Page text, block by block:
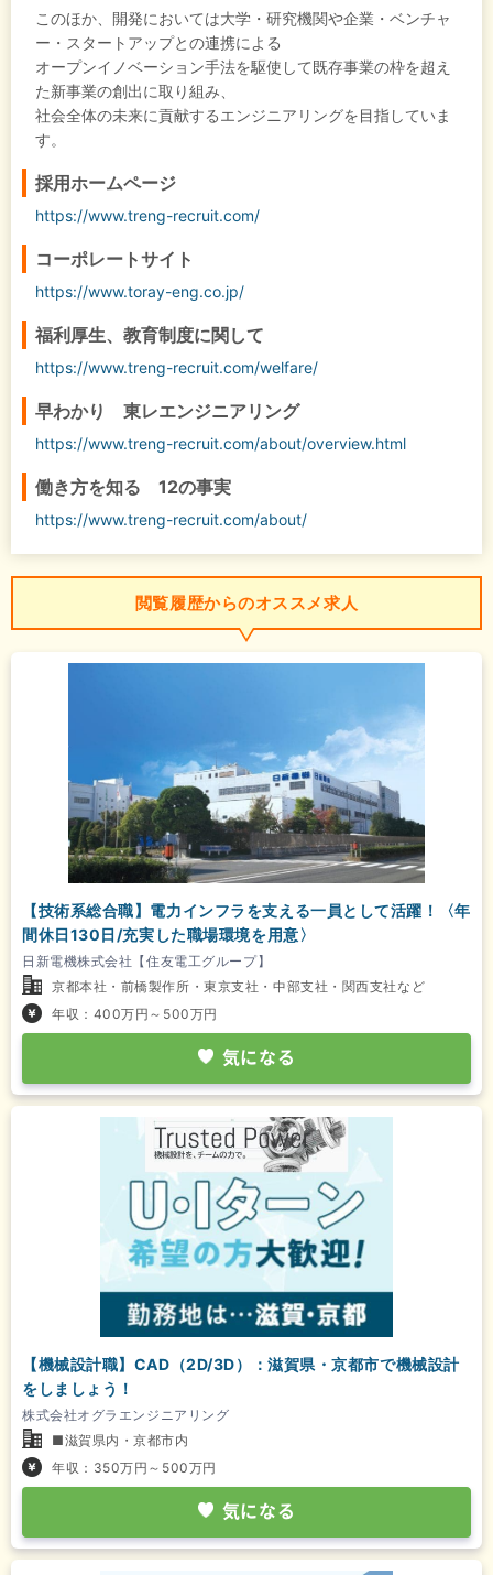
このほか、開発においては大学・研究機関や企業・ベンチャ
ー・スタートアップとの連携による
オープンイノベーション手法を駆使して既存事業の枠を超え
た新事業の創出に取り組み、
社会全体の未来に貢献するエンジニアリングを目指していま
す。
採用ホームページ
https://www.treng-recruit.com/
コーポレートサイト
https://www.toray-eng.co.jp/
福利厚生、教育制度に関して
https://www.treng-recruit.com/welfare/
早わかり 東レエンジニアリング
https://www.treng-recruit.com/about/overview.html
働き方を知る 12の事実
https://www.treng-recruit.com/about/
閲覧履歴からのオススメ求人
【技術系総合職】電力インフラを支える一員として活躍！〈年
間休日130日/充実した職場環境を用意〉
日新電機株式会社【住友電工グループ】
京都本社・前橋製作所・東京支社・中部支社・関西支社など
年収：400万円～500万円
気になる
【機械設計職】CAD（2D/3D）：滋賀県・京都市で機械設計
をしましょう！
株式会社オグラエンジニアリング
■滋賀県内・京都市内
年収：350万円～500万円
気になる